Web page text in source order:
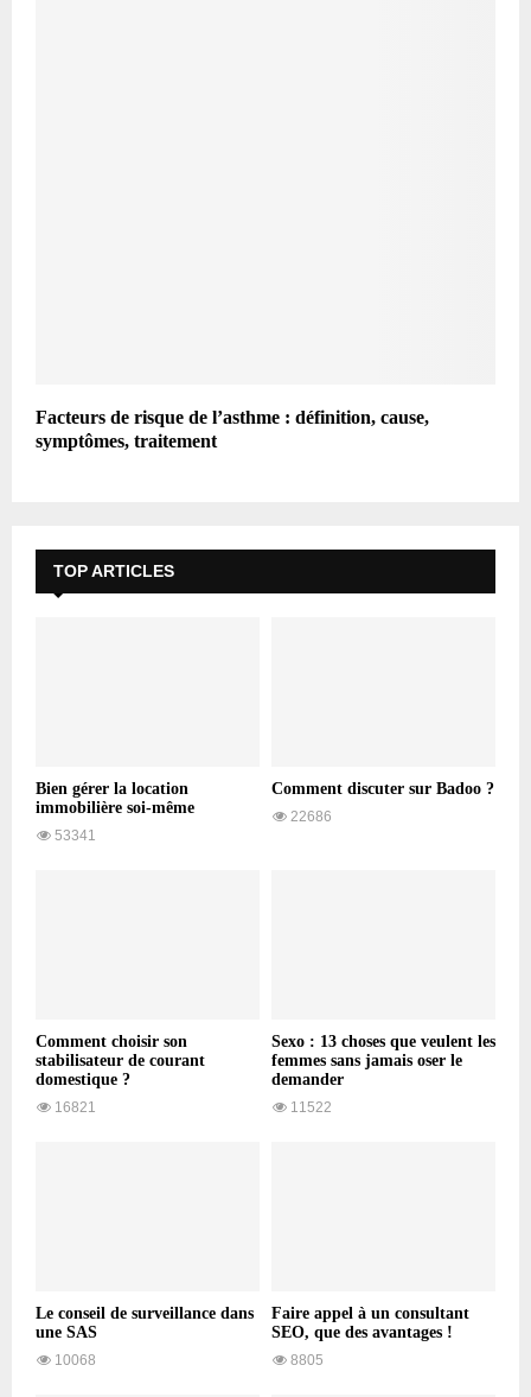
Facteurs de risque de l’asthme : définition, cause,
symptômes, traitement
TOP ARTICLES
Bien gérer la location
immobilière soi-même
53341
Comment discuter sur Badoo ?
22686
Comment choisir son
stabilisateur de courant
domestique ?
16821
Sexo : 13 choses que veulent les
femmes sans jamais oser le
demander
11522
Le conseil de surveillance dans
une SAS
10068
Faire appel à un consultant
SEO, que des avantages !
8805